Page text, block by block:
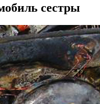
сестры